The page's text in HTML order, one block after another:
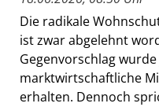
Die radikale
ist zwar abgelehnt
Gegenvorschlag
marktwirtschaftliche
erhalten. Dennoch